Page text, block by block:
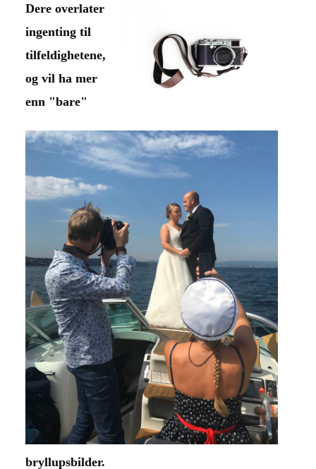
Dere overlater
ingenting til
tilfeldighetene,
og vil ha mer
enn "bare"
bryllupsbilder.